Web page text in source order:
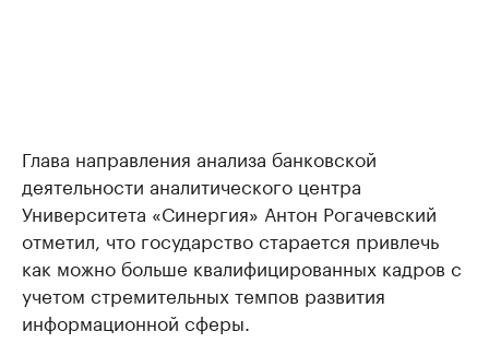
Глава направления анализа банковской
деятельности аналитического центра
Университета «Синергия» Антон Рогачевский
отметил, что государство старается привлечь
как можно больше квалифицированных кадров с
учетом стремительных темпов развития
информационной сферы.